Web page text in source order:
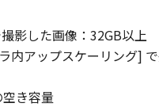
影した画像：32GB以上
内アップスケーリング]
き容量